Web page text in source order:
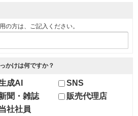
の方は、ご記入ください。
かけは何ですか？
成AI
SNS
聞・雑誌
販売代理店
社社員